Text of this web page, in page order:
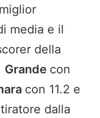
media e il
della
Grande con
con 11.2 e
dalla